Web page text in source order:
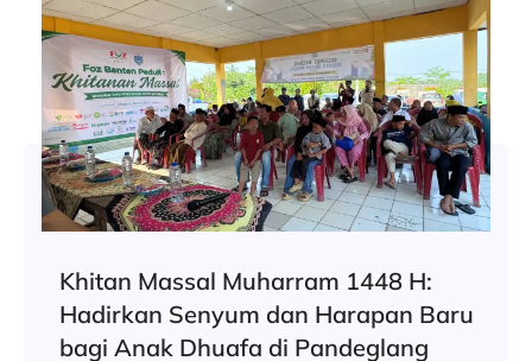
Khitan Massal Muharram 1448 H:
Hadirkan Senyum dan Harapan Baru
bagi Anak Dhuafa di Pandeglang